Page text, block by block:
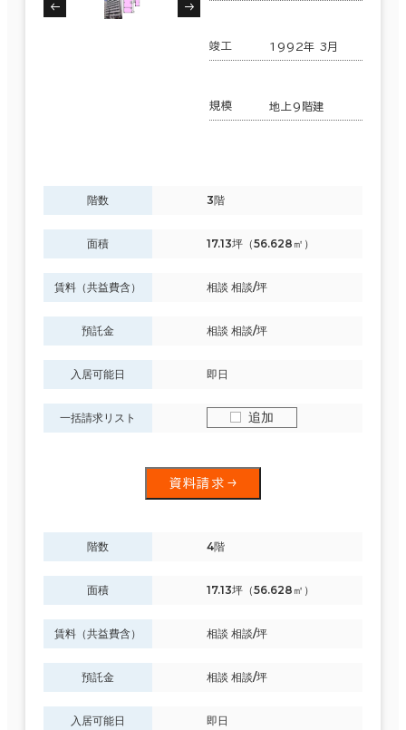
竣工 1992年 3月
規模 地上9階建
階数 3階
面積 17.13坪（56.628㎡）
賃料（共益費含） 相談 相談/坪
預託金 相談 相談/坪
入居可能日 即日
一括請求リスト 追加
資料請求
階数 4階
面積 17.13坪（56.628㎡）
賃料（共益費含） 相談 相談/坪
預託金 相談 相談/坪
入居可能日 即日